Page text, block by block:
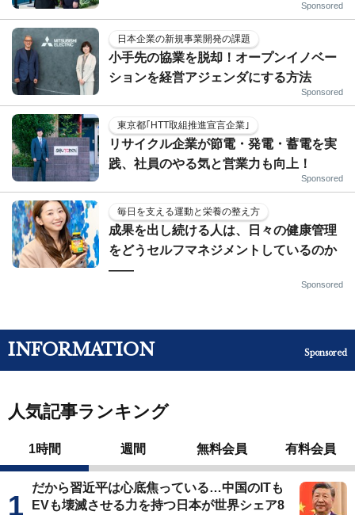
Sponsored
日本企業の新規事業開発の課題
小手先の協業を脱却！オープンイノベー
ションを経営アジェンダにする方法
Sponsored
東京都｢HTT取組推進宣言企業｣
リサイクル企業が節電・発電・蓄電を実
践、社員のやる気と営業力も向上！
Sponsored
毎日を支える運動と栄養の整え方
成果を出し続ける人は、日々の健康管理
をどうセルフマネジメントしているのか
——
Sponsored
INFORMATION Sponsored
人気記事ランキング
1時間 週間 無料会員 有料会員
だから習近平は心底焦っている…中国のITも
EVも壊滅させる力を持つ日本が世界シェア8